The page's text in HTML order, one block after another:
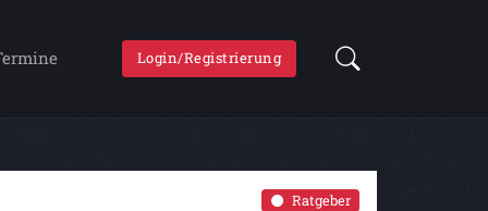
Login/Registrierung
Ratgeber